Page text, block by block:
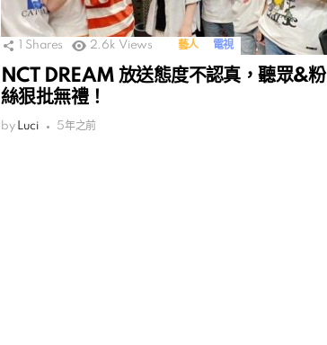
Shares 2.6k Views 藝人 電視
NCT DREAM 放送態度不認真，聽眾&粉
絲狠批無禮！
by Luci 5年之前